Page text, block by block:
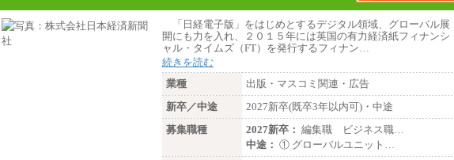
「日経電子版」をはじめとするデジタル領域、グローバル展
開にも力を入れ、２０１５年には英国の有力経済紙フィナンシ
ャル・タイムズ（FT）を発行するフィナン…
続きを読む
業種
出版・マスコミ関連・広告
新卒／中途
2027新卒(既卒3年以内可)・中途
募集職種
2027新卒： 編集職 ビジネス職…
中途： ① グローバルユニット…